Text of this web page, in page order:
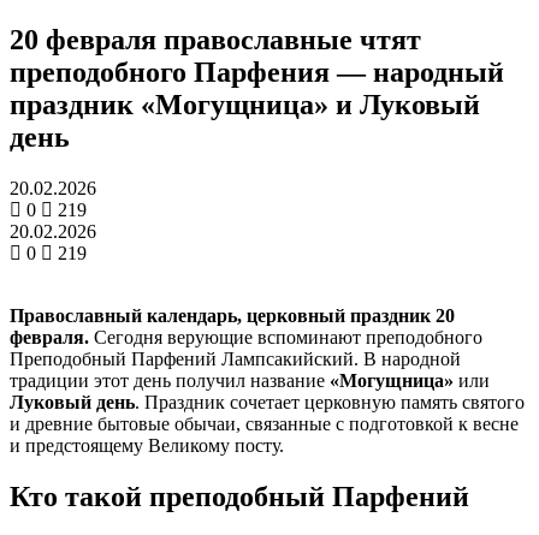
20 февраля православные чтят
преподобного Парфения — народный
праздник «Могущница» и Луковый
день
20.02.2026
0
219
20.02.2026
0
219
Православный календарь, церковный праздник 20
февраля. Сегодня верующие вспоминают преподобного
Преподобный Парфений Лампсакийский. В народной
традиции этот день получил название «Могущница» или
Луковый день. Праздник сочетает церковную память святого
и древние бытовые обычаи, связанные с подготовкой к весне
и предстоящему Великому посту.
Кто такой преподобный Парфений